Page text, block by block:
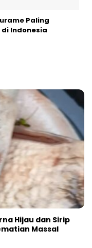
Paling
Indonesia
Hijau dan Sirip
Massal